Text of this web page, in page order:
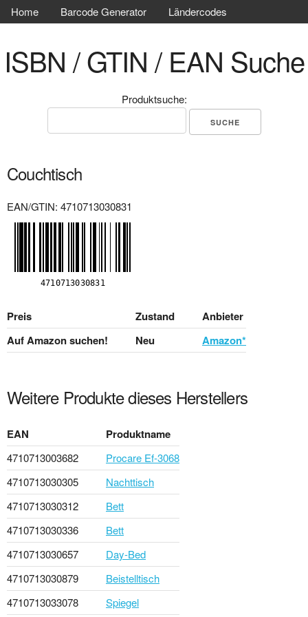
Home Barcode Generator Ländercodes
ISBN / GTIN / EAN Suche
Produktsuche:
Couchtisch
EAN/GTIN: 4710713030831
Preis Zustand
Anbieter
Auf Amazon suchen!
Neu Amazon*
Weitere Produkte dieses Herstellers
EAN Produktname
4710713003682
Procare Ef-3068
4710713030305
Nachttisch
4710713030312
Bett
4710713030336
Bett
4710713030657
Day-Bed
4710713030879
Beistelltisch
4710713033078
Spiegel